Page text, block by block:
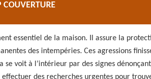
COUVERTURE
essentiel de la maison. Il assure la
des intempéries. Ces agressions
se voit à l’intérieur par des signes
des recherches urgentes pour